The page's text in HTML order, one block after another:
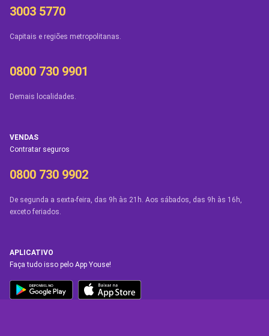
3003 5770
Capitais e regiões metropolitanas.
0800 730 9901
Demais localidades.
VENDAS
Contratar seguros
0800 730 9902
De segunda a sexta-feira, das 9h às 21h. Aos sábados, das 9h às 16h,
exceto feriados.
APLICATIVO
Faça tudo isso pelo App Youse!